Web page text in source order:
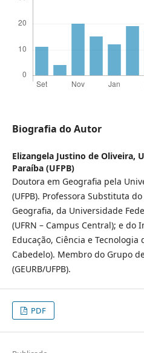
Biografia do Autor
Elizangela Justino de Oliveira,
Paraíba (UFPB)
Doutora em Geografia pela
(UFPB). Professora Substituta
Geografia, da Universidade
(UFRN – Campus Central); e do
Educação, Ciência e Tecnologia
Cabedelo). Membro do Grupo
(GEURB/UFPB).
PDF